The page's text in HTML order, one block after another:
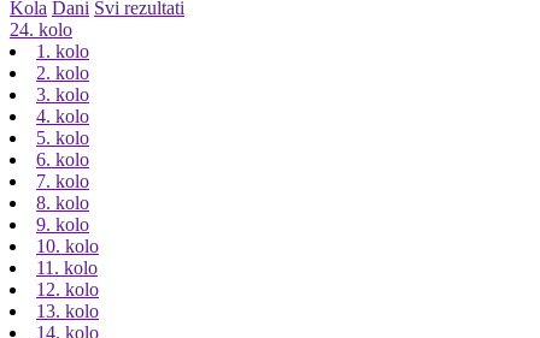
Kola Dani Svi rezultati
24. kolo
1. kolo
2. kolo
3. kolo
4. kolo
5. kolo
6. kolo
7. kolo
8. kolo
9. kolo
10. kolo
11. kolo
12. kolo
13. kolo
14. kolo